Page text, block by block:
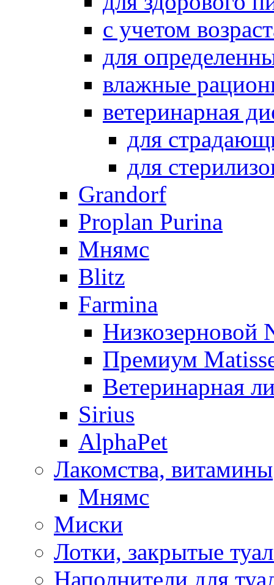
с учетом
для
влажные
ветеринарная
для
для
Grandorf
Proplan Purina
Мнямс
Blitz
Farmina
Низкозерновой
Премиум
Ветеринарная
Sirius
AlphaPet
Лакомства, витамины
Мнямс
Миски
Лотки, закрытые
Наполнители для